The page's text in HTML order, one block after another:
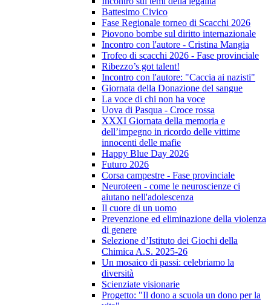
Battesimo Civico
Fase Regionale torneo di Scacchi 2026
Piovono bombe sul diritto internazionale
Incontro con l'autore - Cristina Mangia
Trofeo di scacchi 2026 - Fase provinciale
Ribezzo’s got talent!
Incontro con l'autore: "Caccia ai nazisti"
Giornata della Donazione del sangue
La voce di chi non ha voce
Uova di Pasqua - Croce rossa
XXXI Giornata della memoria e
dell’impegno in ricordo delle vittime
innocenti delle mafie
Happy Blue Day 2026
Futuro 2026
Corsa campestre - Fase provinciale
Neuroteen - come le neuroscienze ci
aiutano nell'adolescenza
Il cuore di un uomo
Prevenzione ed eliminazione della violenza
di genere
Selezione d’Istituto dei Giochi della
Chimica A.S. 2025-26
Un mosaico di passi: celebriamo la
diversità
Scienziate visionarie
Progetto: "Il dono a scuola un dono per la